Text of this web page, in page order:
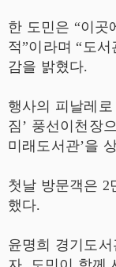
한 도민은 “이곳
적”이라며 “도
감을 밝혔다.
행사의 피날레
짐’ 풍선이천장
미래도서관’을
첫날 방문객은 2
했다.
윤명희 경기도서